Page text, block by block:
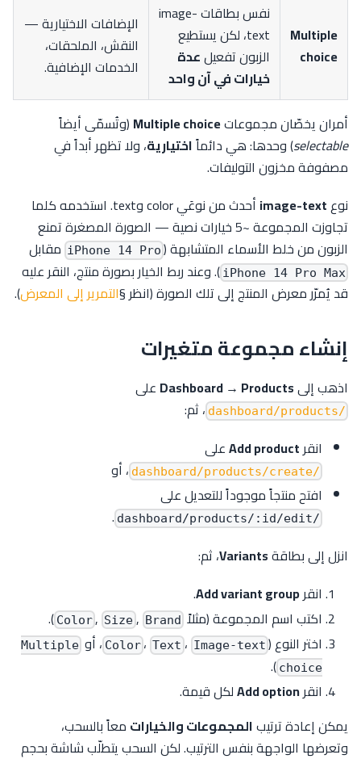
Multiple
choice
نفس بطاقات image-
text، لكن يستطيع
الزبون تفعيلعدة
خيارات في آن واحد
الإضافات الاختيارية —
النقش، الملحقات،
الخدمات الإضافية.
أمران يخصّان مجموعاتMultiple choice (وتُسمّى أيضاً
selectable) وحدها: هي دائماًاختيارية، ولا تظهر أبداً في
مصفوفة مخزون التوليفات.
نوعimage-text
أحدث من نوعَي color وtext. استخدمه كلما
تجاوزت المجموعة ~5 خيارات نصية — الصورة المصغرة تمنع
الزبون من خلط الأسماء المتشابهة ( iPhone 14 Pro مقابل
iPhone 14 Pro Max ). وعند ربط الخيار بصورة منتج، النقر عليه
قد يُمرّر معرض المنتج إلى تلك الصورة (انظر §التمرير إلى المعرض).
إنشاء مجموعة متغيرات
اذهب إلىDashboard → Products على
/dashboard/products
، ثم:
انقر Add productعلى
/dashboard/products/create
، أو
افتح منتجاً موجوداً للتعديل على
/dashboard/products/:id/edit
.
انزل إلى بطاقةVariants، ثم:
انقرAdd variant group
.
اكتب اسم المجموعة (مثلاً
Color, Size , Brand
).
اختر النوع (
Color ،Text ، Image-text ، أوMultiple
choice
).
انقرAdd optionلكل قيمة.
يمكن إعادة ترتيبالمجموعات والخيارات معاً بالسحب،
وتعرضها الواجهة بنفس الترتيب. لكن السحب يتطلّب شاشة بحجم